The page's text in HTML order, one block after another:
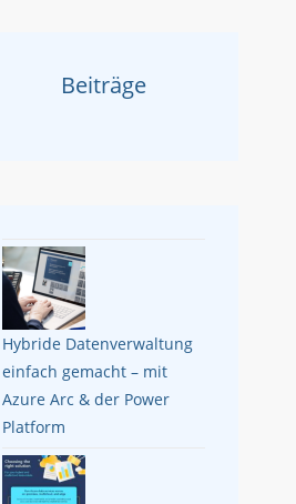
Beiträge
Hybride Datenverwaltung
einfach gemacht – mit
Azure Arc & der Power
Platform